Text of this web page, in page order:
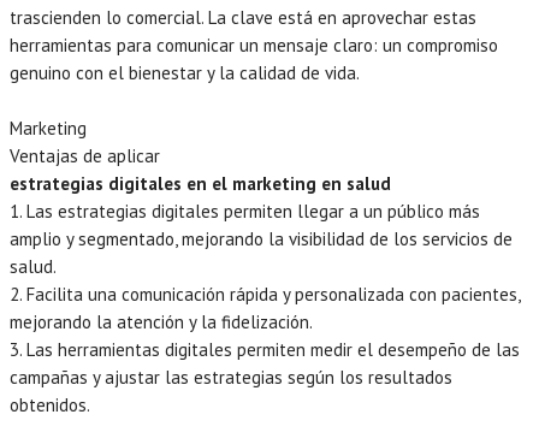
trascienden lo comercial. La clave está en aprovechar estas
herramientas para comunicar un mensaje claro: un compromiso
genuino con el bienestar y la calidad de vida.
Marketing
Ventajas de aplicar
estrategias digitales en el marketing en salud
1. Las estrategias digitales permiten llegar a un público más
amplio y segmentado, mejorando la visibilidad de los servicios de
salud.
2. Facilita una comunicación rápida y personalizada con pacientes,
mejorando la atención y la fidelización.
3. Las herramientas digitales permiten medir el desempeño de las
campañas y ajustar las estrategias según los resultados
obtenidos.